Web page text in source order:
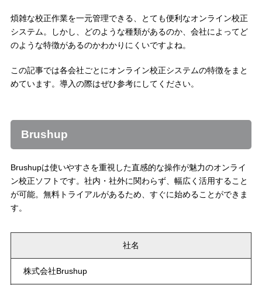
煩雑な校正作業を一元管理できる、とても便利なオンライン校正
システム。しかし、どのような種類があるのか、会社によってど
のような特徴があるのかわかりにくいですよね。
この記事では各会社ごとにオンライン校正システムの特徴をまと
めています。導入の際はぜひ参考にしてください。
Brushup
Brushupは使いやすさを重視した直感的な操作が魅力のオンライ
ン校正ソフトです。社内・社外に関わらず、幅広く活用すること
が可能。無料トライアルがあるため、すぐに始めることができま
す。
社名
株式会社Brushup